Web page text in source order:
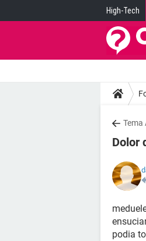
High-Tech
Tema
Dolor
podia